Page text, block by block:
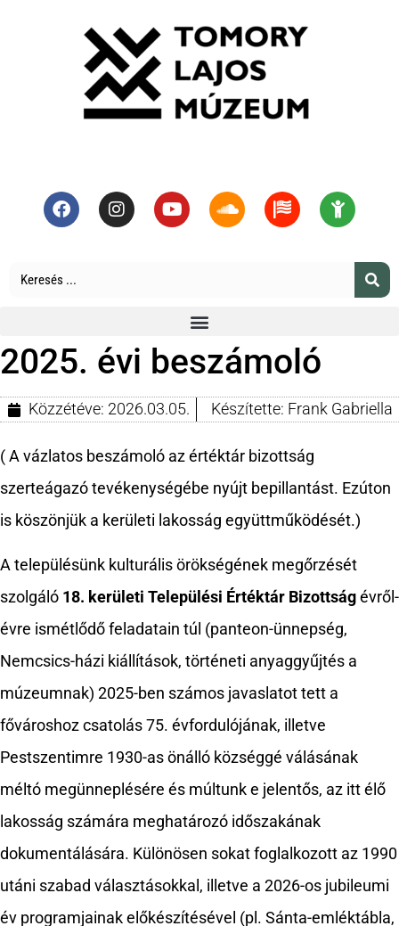
2025. évi beszámoló
Közzétéve: 2026.03.05. Készítette: Frank Gabriella
( A vázlatos beszámoló az értéktár bizottság
szerteágazó tevékenységébe nyújt bepillantást. Ezúton
is köszönjük a kerületi lakosság együttműködését.)
A településünk kulturális örökségének megőrzését
szolgáló 18. kerületi Települési Értéktár Bizottság évről-
évre ismétlődő feladatain túl (panteon-ünnepség,
Nemcsics-házi kiállítások, történeti anyaggyűjtés a
múzeumnak) 2025-ben számos javaslatot tett a
fővároshoz csatolás 75. évfordulójának, illetve
Pestszentimre 1930-as önálló községgé válásának
méltó megünneplésére és múltunk e jelentős, az itt élő
lakosság számára meghatározó időszakának
dokumentálására. Különösen sokat foglalkozott az 1990
utáni szabad választásokkal, illetve a 2026-os jubileumi
év programjainak előkészítésével (pl. Sánta-emléktábla,